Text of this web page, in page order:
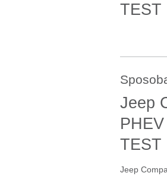
TEST
Jeep
TEST
Jeep